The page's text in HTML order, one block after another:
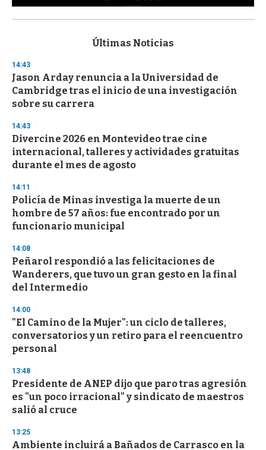
s
d
s
o
f
3
s
e
c
o
n
Últimas Noticias
14:43
Jason Arday renuncia a la Universidad de
Cambridge tras el inicio de una investigación
sobre su carrera
14:43
Divercine 2026 en Montevideo trae cine
internacional, talleres y actividades gratuitas
durante el mes de agosto
14:11
Policía de Minas investiga la muerte de un
hombre de 57 años: fue encontrado por un
funcionario municipal
14:08
Peñarol respondió a las felicitaciones de
Wanderers, que tuvo un gran gesto en la final
del Intermedio
14:00
"El Camino de la Mujer": un ciclo de talleres,
conversatorios y un retiro para el reencuentro
personal
13:48
Presidente de ANEP dijo que paro tras agresión
es "un poco irracional" y sindicato de maestros
salió al cruce
13:25
Ambiente incluirá a Bañados de Carrasco en la